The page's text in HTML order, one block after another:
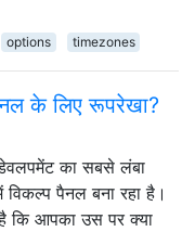
options timezones
के लिए रूपरेखा?
का सबसे लंबा
पैनल बना रहा है।
कि आपका उस पर क्या